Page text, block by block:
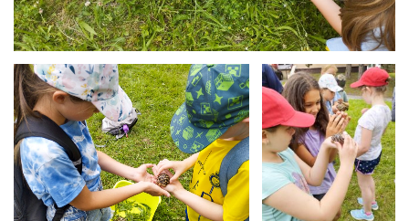
Želvičky-6